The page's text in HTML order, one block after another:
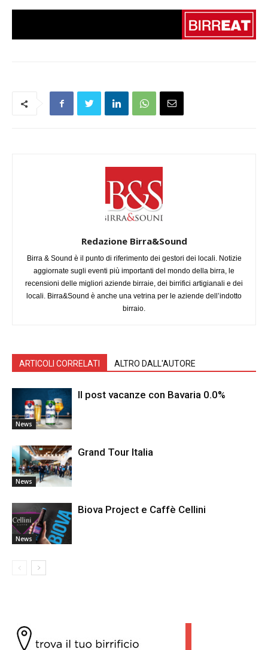
Redazione Birra&Sound
Birra & Sound è il punto di riferimento dei gestori dei locali. Notizie
aggiornate sugli eventi più importanti del mondo della birra, le
recensioni delle migliori aziende birraie, dei birrifici artigianali e dei
locali. Birra&Sound è anche una vetrina per le aziende dell’indotto
birraio.
ARTICOLI CORRELATI ALTRO DALL'AUTORE
News
Il post vacanze con Bavaria 0.0%
News
Grand Tour Italia
News
Biova Project e Caffè Cellini